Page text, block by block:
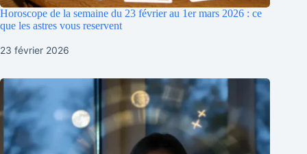
Horoscope de la semaine du 23 février au 1er mars 2026 : ce
que les astres vous reservent
23 février 2026